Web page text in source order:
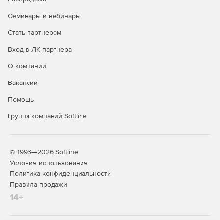
межсайтового выполнения сценариев (XSS),
Анализ веб-приложений собственной разработки.
Низкий уровень ложных срабатываний: продукт
расписанию.
их устранению.
Сертификат соответствия ФСТЭК и Министерства
обороны РФ.
Семинары и вебинары
Стать партнером
Вход в ЛК партнера
О компании
Вакансии
Помощь
Группа компаний Softline
© 1993—2026 Softline
Условия использования
Политика конфиденциальности
Правила продажи
14+